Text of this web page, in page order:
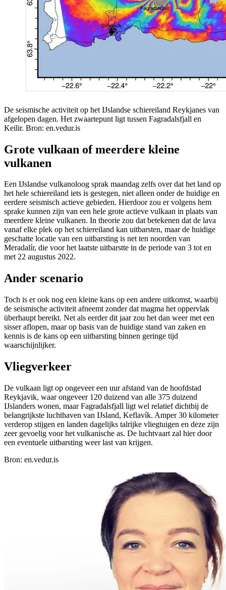
De seismische activiteit op het IJslandse schiereiland Reykjanes van
afgelopen dagen. Het zwaartepunt ligt tussen Fagradalsfjall en
Keilir. Bron: en.vedur.is
Grote vulkaan of meerdere kleine
vulkanen
Een IJslandse vulkanoloog sprak maandag zelfs over dat het land op
het hele schiereiland iets is gestegen, niet alleen onder de huidige en
eerdere seismisch actieve gebieden. Hierdoor zou er volgens hem
sprake kunnen zijn van een hele grote actieve vulkaan in plaats van
meerdere kleine vulkanen. In theorie zou dat betekenen dat de lava
vanaf elke plek op het schiereiland kan uitbarsten, maar de huidige
geschatte locatie van een uitbarsting is net ten noorden van
Meradalír, die voor het laatste uitbarstte in de periode van 3 tot en
met 22 augustus 2022.
Ander scenario
Toch is er ook nog een kleine kans op een andere uitkomst, waarbij
de seismische activiteit afneemt zonder dat magma het oppervlak
überhaupt bereikt. Net als eerder dit jaar zou het dan weer met een
sisser aflopen, maar op basis van de huidige stand van zaken en
kennis is de kans op een uitbarsting binnen geringe tijd
waarschijnlijker.
Vliegverkeer
De vulkaan ligt op ongeveer een uur afstand van de hoofdstad
Reykjavik, waar ongeveer 120 duizend van alle 375 duizend
IJslanders wonen, maar Fagradalsfjall ligt wel relatief dichtbij de
belangrijkste luchthaven van IJsland, Keflavík. Amper 30 kilometer
verderop stijgen en landen dagelijks talrijke vliegtuigen en deze zijn
zeer gevoelig voor het vulkanische as. De luchtvaart zal hier door
een eventuele uitbarsting weer last van krijgen.
Bron: en.vedur.is